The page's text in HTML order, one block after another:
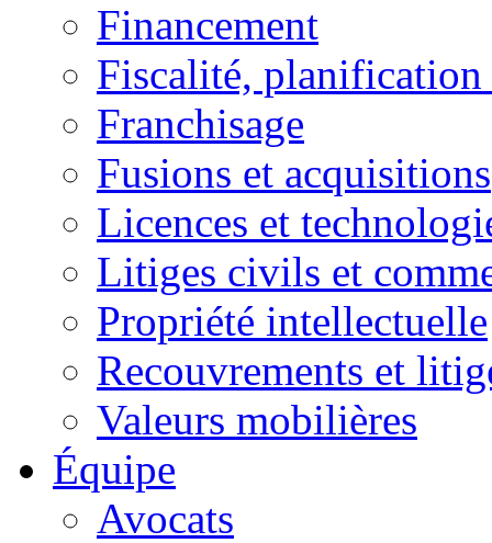
Financement
Fiscalité, planification
Franchisage
Fusions et acquisitions
Licences et
Litiges civils et
Propriété intellectuelle
Recouvrements et
Valeurs mobilières
Équipe
Avocats